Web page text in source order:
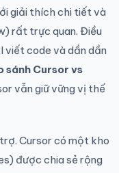
giải thích chi tiết và
rất trực quan. Điều
viết code và dần dần
sánh Cursor vs
vẫn giữ vững vị thế
Cursor có một kho
được chia sẻ rộng